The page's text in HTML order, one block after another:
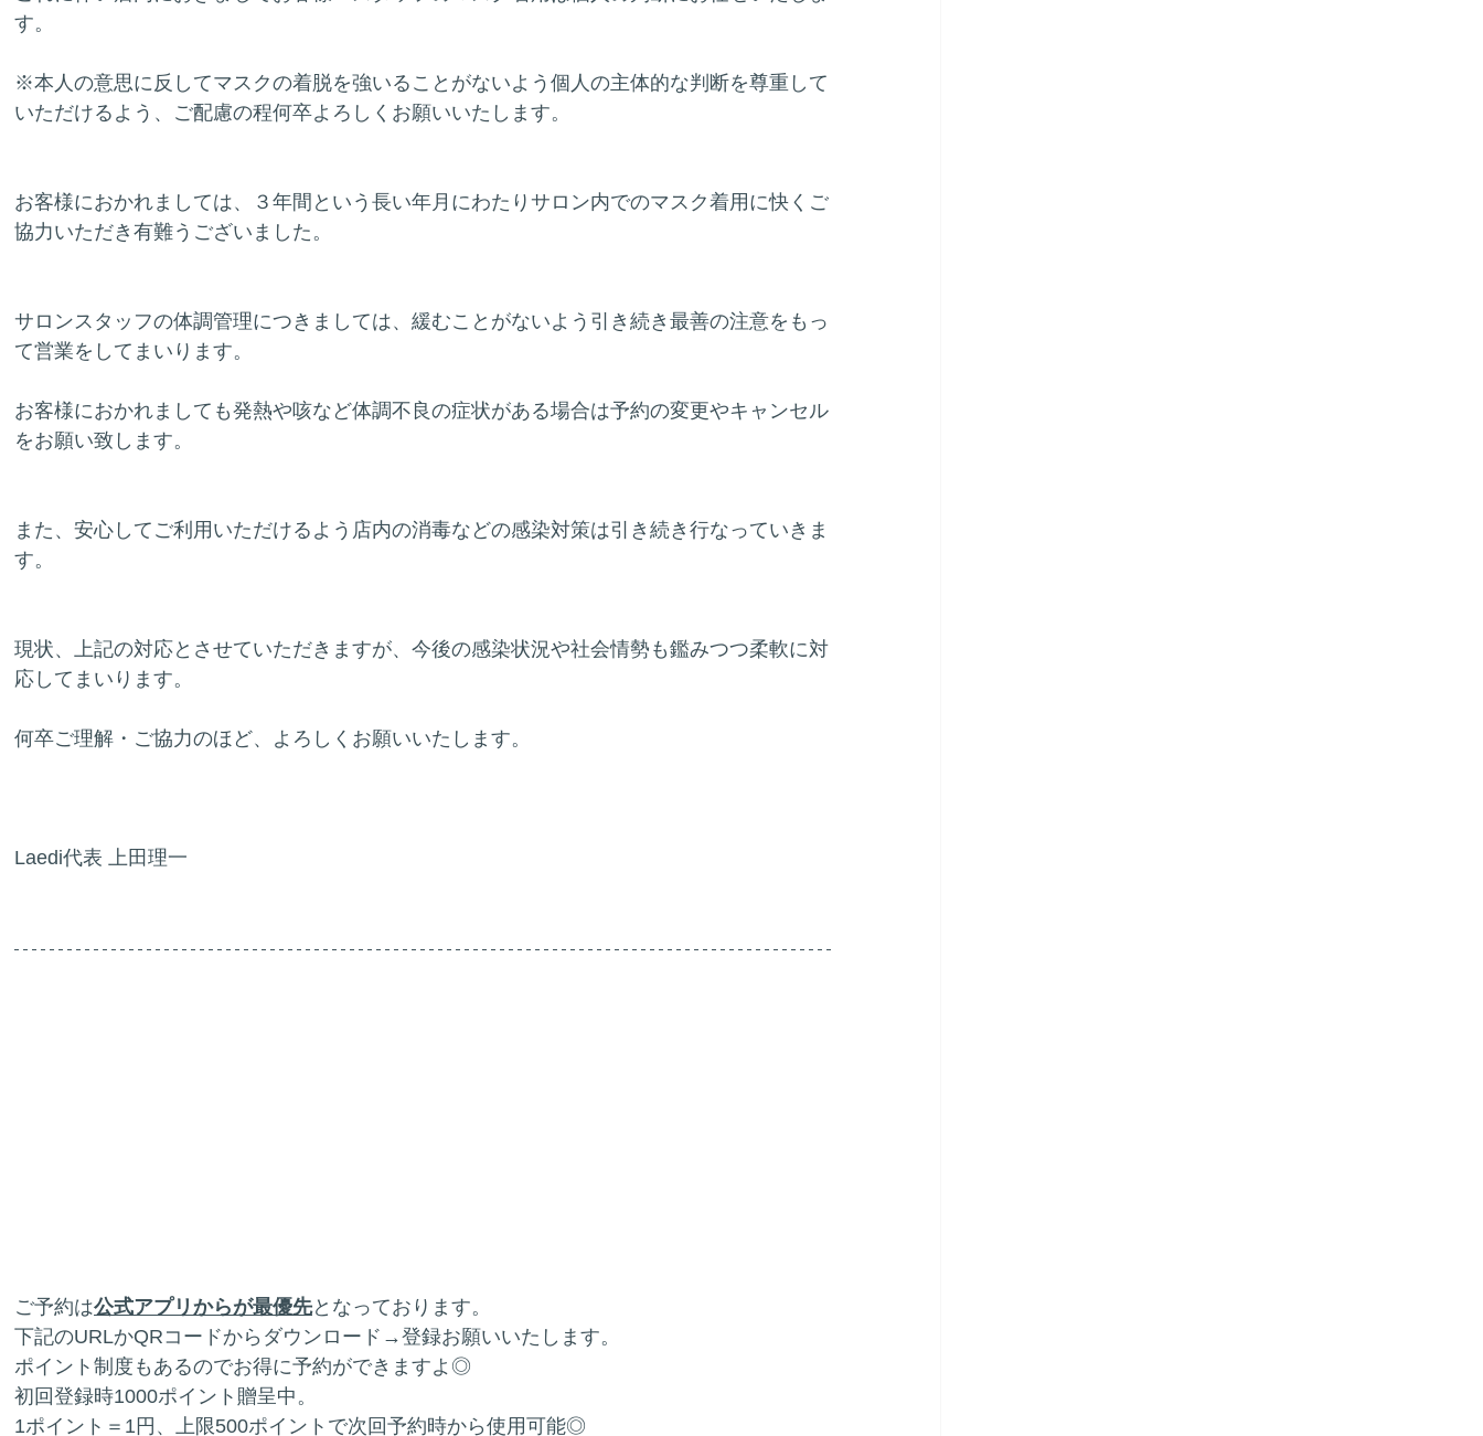
す。
※本人の意思に反してマスクの着脱を強いることがないよう個人の主体的な判断を尊重して
いただけるよう、ご配慮の程何卒よろしくお願いいたします。
お客様におかれましては、３年間という長い年月にわたりサロン内でのマスク着用に快くご
協力いただき有難うございました。
サロンスタッフの体調管理につきましては、緩むことがないよう引き続き最善の注意をもっ
て営業をしてまいります。
お客様におかれましても発熱や咳など体調不良の症状がある場合は予約の変更やキャンセル
をお願い致します。
また、安心してご利用いただけるよう店内の消毒などの感染対策は引き続き行なっていきま
す。
現状、上記の対応とさせていただきますが、今後の感染状況や社会情勢も鑑みつつ柔軟に対
応してまいります。
何卒ご理解・ご協力のほど、よろしくお願いいたします。
Laedi代表 上田理一
ご予約は公式アプリからが最優先となっております。
下記のURLかQRコードからダウンロード→登録お願いいたします。
ポイント制度もあるのでお得に予約ができますよ◎
初回登録時1000ポイント贈呈中。
1ポイント＝1円、上限500ポイントで次回予約時から使用可能◎